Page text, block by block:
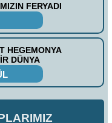
FERYADI
HEGEMONYA
DÜNYA